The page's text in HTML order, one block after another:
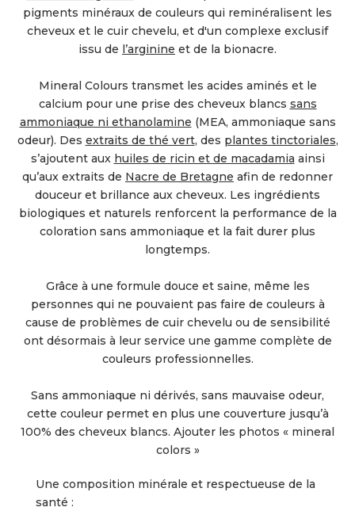
pigments minéraux de couleurs qui reminéralisent les
cheveux et le cuir chevelu, et d'un complexe exclusif
issu de l’arginine et de la bionacre.
Mineral Colours transmet les acides aminés et le
calcium pour une prise des cheveux blancs sans
ammoniaque ni ethanolamine (MEA, ammoniaque sans
odeur). Des extraits de thé vert, des plantes tinctoriales,
s’ajoutent aux huiles de ricin et de macadamia ainsi
qu’aux extraits de Nacre de Bretagne afin de redonner
douceur et brillance aux cheveux. Les ingrédients
biologiques et naturels renforcent la performance de la
coloration sans ammoniaque et la fait durer plus
longtemps.
Grâce à une formule douce et saine, même les
personnes qui ne pouvaient pas faire de couleurs à
cause de problèmes de cuir chevelu ou de sensibilité
ont désormais à leur service une gamme complète de
couleurs professionnelles.
Sans ammoniaque ni dérivés, sans mauvaise odeur,
cette couleur permet en plus une couverture jusqu’à
100% des cheveux blancs. Ajouter les photos « mineral
colors »
Une composition minérale et respectueuse de la
santé :